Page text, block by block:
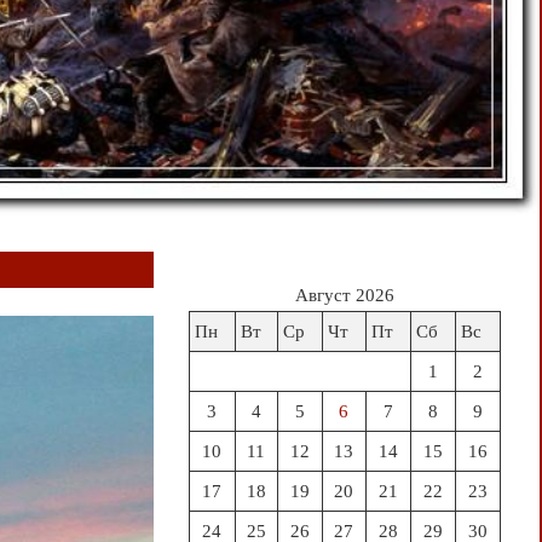
Август 2026
Пн
Вт Ср Чт Пт Сб Вс
1 2
3 4 5 6 7 8 9
10 11 12 13 14 15 16
17 18 19 20 21 22 23
24 25 26 27 28 29 30